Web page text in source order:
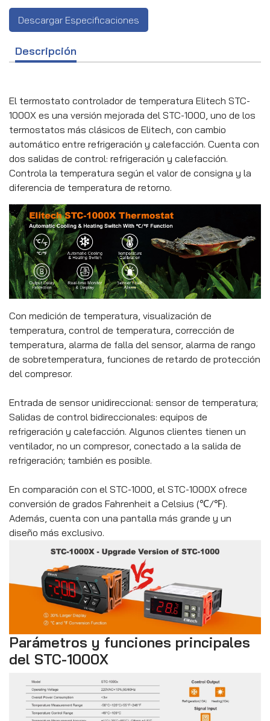
Descargar Especificaciones
Descripción
El termostato controlador de temperatura Elitech STC-
1000X es una versión mejorada del STC-1000, uno de los
termostatos más clásicos de Elitech, con cambio
automático entre refrigeración y calefacción. Cuenta con
dos salidas de control: refrigeración y calefacción.
Controla la temperatura según el valor de consigna y la
diferencia de temperatura de retorno.
Con medición de temperatura, visualización de
temperatura, control de temperatura, corrección de
temperatura, alarma de falla del sensor, alarma de rango
de sobretemperatura, funciones de retardo de protección
del compresor.
Entrada de sensor unidireccional: sensor de temperatura;
Salidas de control bidireccionales: equipos de
refrigeración y calefacción. Algunos clientes tienen un
ventilador, no un compresor, conectado a la salida de
refrigeración; también es posible.
En comparación con el STC-1000, el STC-1000X ofrece
conversión de grados Fahrenheit a Celsius (℃/℉).
Además, cuenta con una pantalla más grande y un
diseño más exclusivo.
Parámetros y funciones principales
del STC-1000X